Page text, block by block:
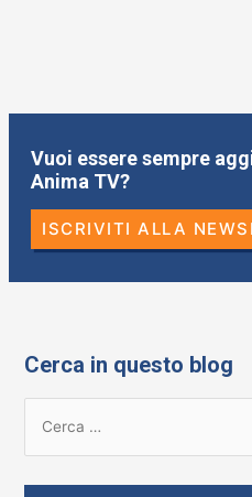
Vuoi essere sempre
Anima TV?
ISCRIVITI ALLA
Cerca in questo blog